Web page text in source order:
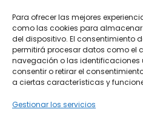
Para ofrecer las mejores
como las cookies para
del dispositivo. El consentimiento
permitirá procesar datos como el
navegación o las identificaciones
consentir o retirar el
a ciertas características y
Gestionar los servicios
+34 606 226 585